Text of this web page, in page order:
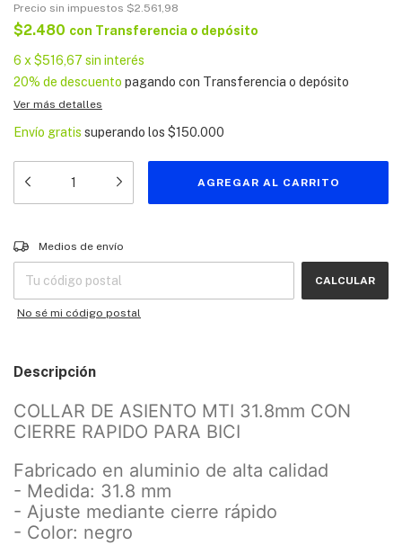
Precio sin impuestos $2.561,98
$2.480 con Transferencia o depósito
6 x$516,67 sin interés
20% de descuento pagando con Transferencia o depósito
Ver más detalles
Envío gratis superando los $150.000
Entregas para el CP:
Medios de envío
CALCULAR
No sé mi código postal
Descripción
COLLAR DE ASIENTO MTI 31.8mm CON
CIERRE RAPIDO PARA BICI
Fabricado en aluminio de alta calidad
- Medida: 31.8 mm
- Ajuste mediante cierre rápido
- Color: negro